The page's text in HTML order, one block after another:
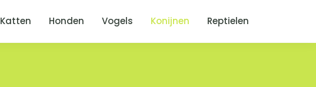
Katten Honden Vogels Konijnen Reptielen